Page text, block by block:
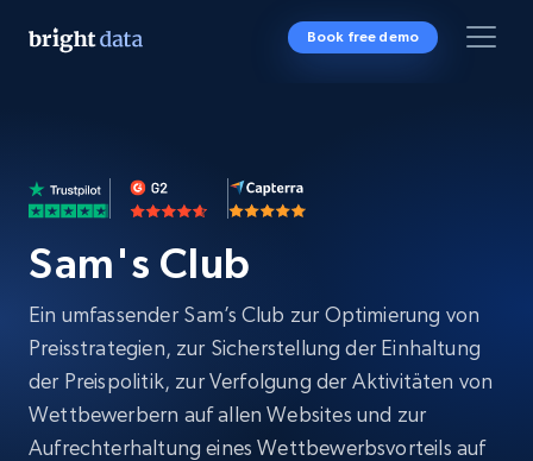
Book free demo
Sam's Club
Ein umfassender Sam’s Club zur Optimierung von
Preisstrategien, zur Sicherstellung der Einhaltung
der Preispolitik, zur Verfolgung der Aktivitäten von
Wettbewerbern auf allen Websites und zur
Aufrechterhaltung eines Wettbewerbsvorteils auf